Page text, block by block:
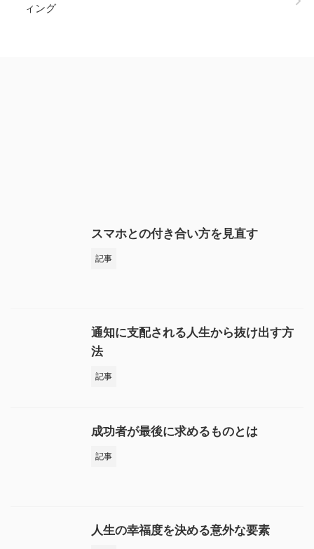
ィング
スマホとの付き合い方を見直す
記事
通知に支配される人生から抜け出す方
法
記事
成功者が最後に求めるものとは
記事
人生の幸福度を決める意外な要素